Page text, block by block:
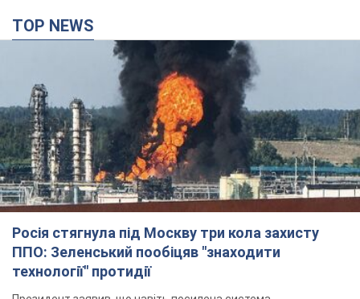
TOP NEWS
Росія стягнула під Москву три кола захисту
ППО: Зеленський пообіцяв "знаходити
технології" протидії